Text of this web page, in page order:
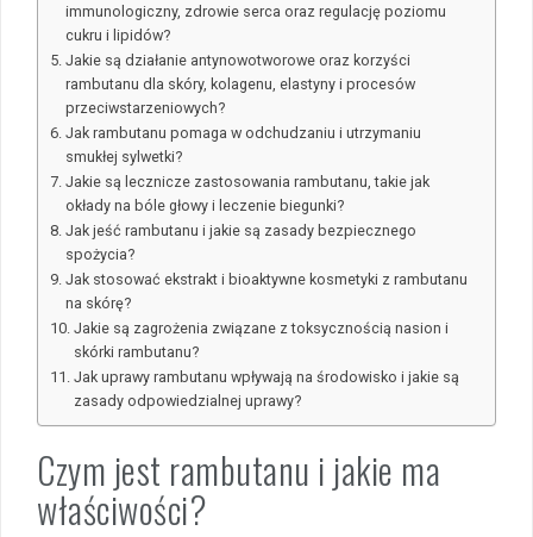
immunologiczny, zdrowie serca oraz regulację poziomu
cukru i lipidów?
Jakie są działanie antynowotworowe oraz korzyści
rambutanu dla skóry, kolagenu, elastyny i procesów
przeciwstarzeniowych?
Jak rambutanu pomaga w odchudzaniu i utrzymaniu
smukłej sylwetki?
Jakie są lecznicze zastosowania rambutanu, takie jak
okłady na bóle głowy i leczenie biegunki?
Jak jeść rambutanu i jakie są zasady bezpiecznego
spożycia?
Jak stosować ekstrakt i bioaktywne kosmetyki z rambutanu
na skórę?
Jakie są zagrożenia związane z toksycznością nasion i
skórki rambutanu?
Jak uprawy rambutanu wpływają na środowisko i jakie są
zasady odpowiedzialnej uprawy?
Czym jest rambutanu i jakie ma
właściwości?